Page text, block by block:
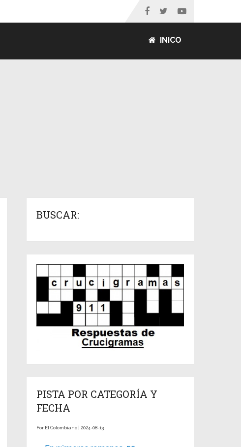
INICO
BUSCAR:
PISTA POR CATEGORÍA Y
FECHA
For El Colombiano | 2024-08-13